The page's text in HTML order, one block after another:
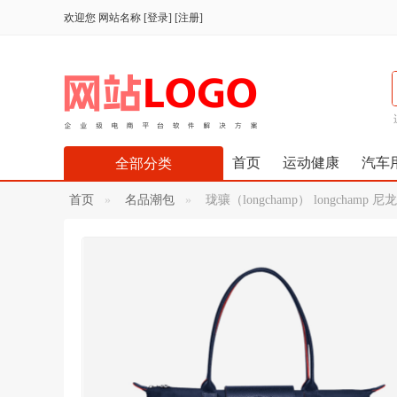
欢迎您 网站名称 [登录] [注册]
首页 运动健康 汽车
全部分类
首页 名品潮包 珑骧（longchamp） longchamp 尼